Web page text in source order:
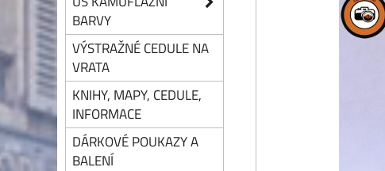
BARVY
VÝSTRAŽNÉ CEDULE NA
VRATA
KNIHY, MAPY, CEDULE,
INFORMACE
DÁRKOVÉ POUKAZY A
BALENÍ